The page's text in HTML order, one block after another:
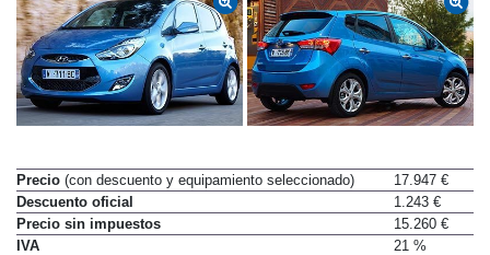
Precio (con descuento y equipamiento seleccionado)
17.947 €
Descuento oficial
1.243 €
Precio sin impuestos
15.260 €
IVA
21 %